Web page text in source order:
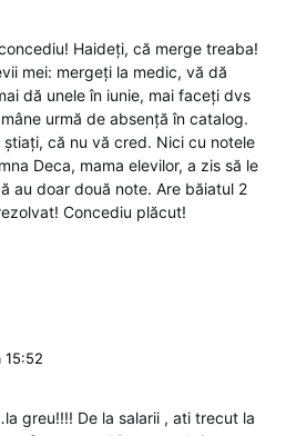
Haideți, că merge treaba!
mei: mergeți la medic, vă dă
dă unele în iunie, mai faceți dvs
urmă de absență în catalog.
că nu vă cred. Nici cu notele
Deca, mama elevilor, a zis să le
au doar două note. Are băiatul 2
Concediu plăcut!
15:52
greu!!!! De la salarii , ati trecut la